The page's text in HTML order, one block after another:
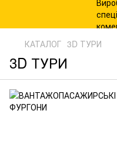
КАТАЛОГ 3D ТУРИ
3D ТУРИ